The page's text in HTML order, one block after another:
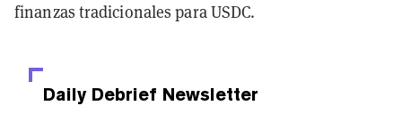
finanzas tradicionales para USDC.
Daily Debrief Newsletter